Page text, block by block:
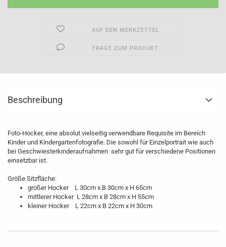
AUF DEN MERKZETTEL
FRAGE ZUM PRODUKT
Beschreibung
Foto-Hocker, eine absolut vielseitig verwendbare Requisite im Bereich
Kinder und Kindergartenfotografie. Die sowohl für Einzelportrait wie auch
bei Geschwiesterkinderaufnahmen sehr gut für verschiedene Positionen
einsetzbar ist.
Größe Sitzfläche:
großer Hocker L 30cm x B 30cm x H 65cm
​mittlerer Hocker L 28cm x B 28cm x H 55cm
​kleiner Hocker L 22cm x B 22cm x H 30cm